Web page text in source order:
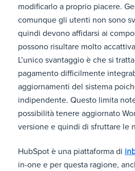
modificarlo a proprio piacere.
comunque gli utenti non sono
quindi devono affidarsi ai
possono risultare molto
L’unico svantaggio è che si
pagamento difficilmente
aggiornamenti del sistema
indipendente. Questo limita
possibilità tenere aggiornato
versione e quindi di sfruttare le
HubSpot è una piattaforma di
in-one e per questa ragione,